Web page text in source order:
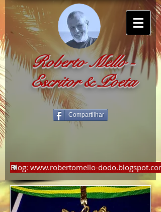
Roberto Mello-
Escritor & Poeta
Compartilhar
Blog: www.robertomello-